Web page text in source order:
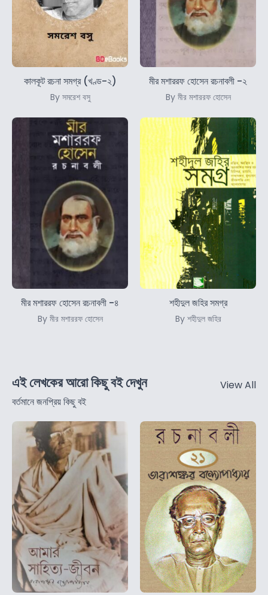
কালকূট রচনা সমগ্র (খণ্ড-২)
By সমরেশ বসু
মীর মশাররফ হোসেন রচনাবলী -২
By মীর মশাররফ হোসেন
মীর মশাররফ হোসেন রচনাবলী -৪
By মীর মশাররফ হোসেন
শহীদুল জহির সমগ্র
By শহীদুল জহির
এই লেখকের আরো কিছু বই দেখুন
বর্তমানে জনপ্রিয় কিছু বই
View All